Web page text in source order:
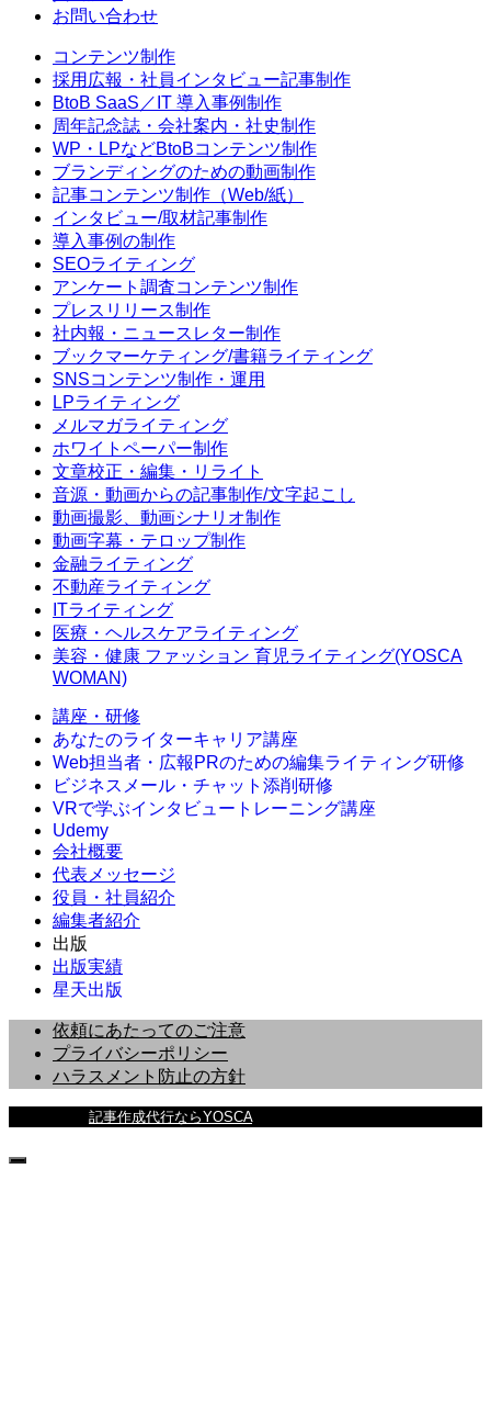
お問い合わせ
コンテンツ制作
採用広報・社員インタビュー記事制作
BtoB SaaS／IT 導入事例制作
周年記念誌・会社案内・社史制作
WP・LPなどBtoBコンテンツ制作
ブランディングのための動画制作
記事コンテンツ制作（Web/紙）
インタビュー/取材記事制作
導入事例の制作
SEOライティング
アンケート調査コンテンツ制作
プレスリリース制作
社内報・ニュースレター制作
ブックマーケティング/書籍ライティング
SNSコンテンツ制作・運用
LPライティング
メルマガライティング
ホワイトペーパー制作
文章校正・編集・リライト
音源・動画からの記事制作/文字起こし
動画撮影、動画シナリオ制作
動画字幕・テロップ制作
金融ライティング
不動産ライティング
ITライティング
医療・ヘルスケアライティング
美容・健康 ファッション 育児ライティング(YOSCA
WOMAN)
講座・研修
あなたのライターキャリア講座
Web担当者・広報PRのための編集ライティング研修
ビジネスメール・チャット添削研修
VRで学ぶインタビュートレーニング講座
Udemy
会社概要
代表メッセージ
役員・社員紹介
編集者紹介
出版
出版実績
星天出版
依頼にあたってのご注意
プライバシーポリシー
ハラスメント防止の方針
記事作成代行ならYOSCAAll Rights Reserved.